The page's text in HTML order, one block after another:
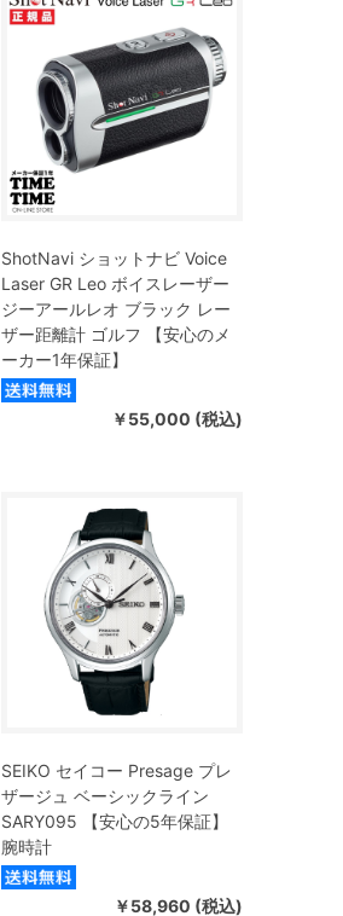
ShotNavi ショットナビ Voice
Laser GR Leo ボイスレーザー
ジーアールレオ ブラック レー
ザー距離計 ゴルフ 【安心のメ
ーカー1年保証】
￥55,000 (税込)
SEIKO セイコー Presage プレ
ザージュ ベーシックライン
SARY095 【安心の5年保証】
腕時計
￥58,960 (税込)